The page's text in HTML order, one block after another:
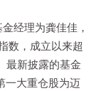
经理为龚佳佳，
数，成立以来超
最新披露的基金
一大重仓股为迈